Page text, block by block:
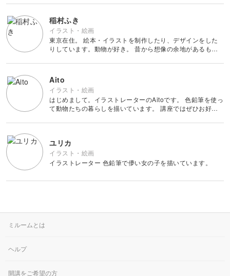
暮らし
風景・スナップ
物撮り・テーブルフォト
ポートレート
年「映画スタートゥィンクルプリキュア」 イメージビジュ
アル担当 著書
稲村ふき
イラスト・絵画
東京在住。 絵本・イラストを制作したり、デザインをした
りしています。動物が好き。 昔から想像の余地があるも
ば、野良猫から見た人間という生き物、知らないうちに庭に
Aito
イラスト・絵画
はじめまして。イラストレーターのAitoです。 色鉛筆を使っ
て動物たちの暮らしを描いています。 講座ではぜひお好き
いです。 どうぞよろしくお願いいたします🌷
ユリカ
イラスト・絵画
イラストレーター 色鉛筆で儚い女の子を描いています。
ミルームとは
ヘルプ
開講をご希望の方